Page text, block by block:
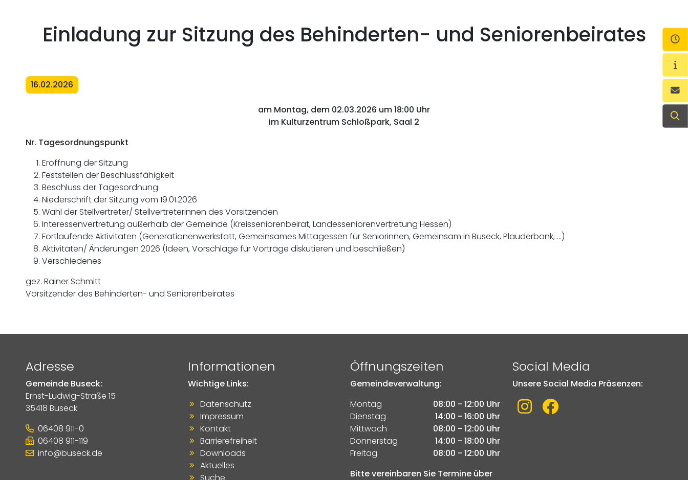
Einladung zur Sitzung des Behinderten- und Seniorenbeirates
16.02.2026
am Montag, dem 02.03.2026 um 18:00 Uhr
im Kulturzentrum Schloßpark, Saal 2
Nr. Tagesordnungspunkt
Eröffnung der Sitzung
Feststellen der Beschlussfähigkeit
Beschluss der Tagesordnung
Niederschrift der Sitzung vom 19.01.2026
Wahl der Stellvertreter/ Stellvertreterinnen des Vorsitzenden
Interessenvertretung außerhalb der Gemeinde (Kreisseniorenbeirat, Landesseniorenvertretung Hessen)
Fortlaufende Aktivitäten (Generationenwerkstatt, Gemeinsames Mittagessen für Seniorinnen, Gemeinsam in Buseck, Plauderbank, …)
Aktivitäten/ Änderungen 2026 (Ideen, Vorschläge für Vorträge diskutieren und beschließen)
Verschiedenes
gez. Rainer Schmitt
Vorsitzender des Behinderten- und Seniorenbeirates
Adresse
Gemeinde Buseck:
Ernst-Ludwig-Straße 15
35418 Buseck
06408 911-0
06408 911-119
info@buseck.de
Informationen
Wichtige Links:
Datenschutz
Impressum
Kontakt
Barrierefreiheit
Downloads
Aktuelles
Öffnungszeiten
Gemeindeverwaltung:
Montag
08:00 - 12:00 Uhr
Dienstag
14:00 - 16:00 Uhr
Mittwoch
08:00 - 12:00 Uhr
Donnerstag
14:00 - 18:00 Uhr
Freitag
08:00 - 12:00 Uhr
Bitte vereinbaren Sie Termine über
Social Media
Unsere Social Media Präsenzen:
Link zu Instagram
Link zu Facebook